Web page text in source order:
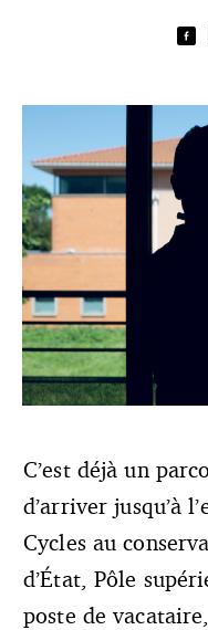
Dans la fonction
les professeurs de
pourtant être un
Pablo Tupin pour La
C’est déjà un
d’arriver jusqu’à
Cycles au
d’État, Pôle
poste de